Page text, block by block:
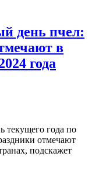
день пчел:
в
года
текущего года по
отмечают
подскажет